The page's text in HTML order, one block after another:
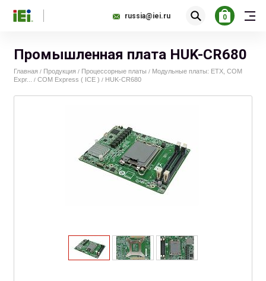
russia@iei.ru 0
Промышленная плата HUK-CR680
Главная / Продукция / Процессорные платы / Модульные платы: ETX, COM
Expr...
/ COM Express ( ICE ) / HUK-CR680